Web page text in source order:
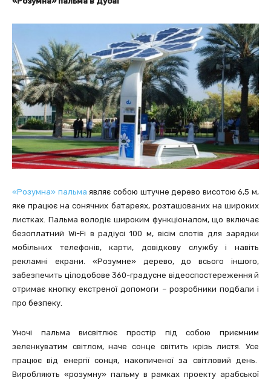
«Розумна» пальма являє собою штучне дерево висотою 6,5 м,
яке працює на сонячних батареях, розташованих на широких
листках. Пальма володіє широким функціоналом, що включає
безоплатний Wi-Fi в радіусі 100 м, вісім слотів для зарядки
мобільних телефонів, карти, довідкову службу і навіть
рекламні екрани. «Розумне» дерево, до всього іншого,
забезпечить цілодобове 360-градусне відеоспостереження й
отримає кнопку екстреної допомоги – розробники подбали і
про безпеку.
Уночі пальма висвітлює простір під собою приємним
зеленкуватим світлом, наче сонце світить крізь листя. Усе
працює від енергії сонця, накопиченої за світловий день.
Виробляють «розумну» пальму в рамках проекту арабської